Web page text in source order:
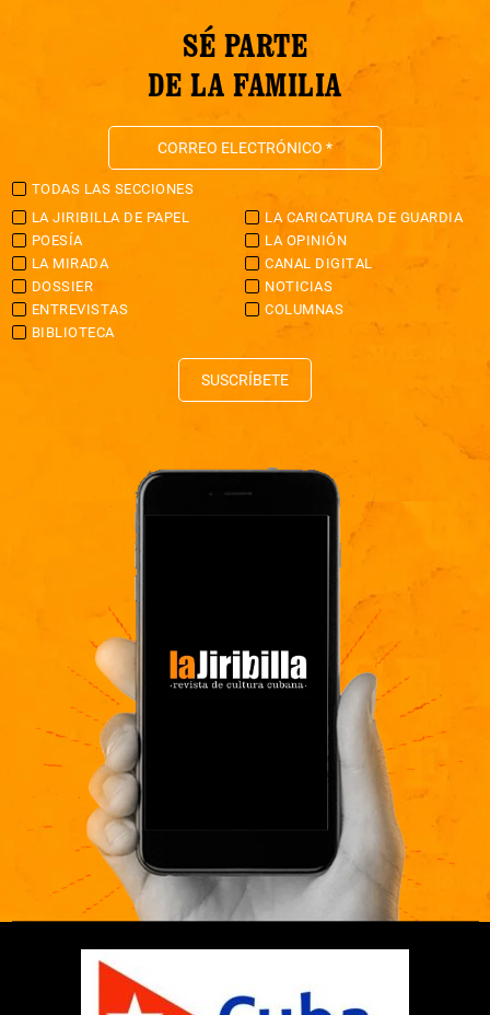
SÉ PARTE
DE LA FAMILIA
TODAS LAS SECCIONES
LA JIRIBILLA DE PAPEL
LA CARICATURA DE GUARDIA
POESÍA
LA OPINIÓN
LA MIRADA
CANAL DIGITAL
DOSSIER
NOTICIAS
ENTREVISTAS
COLUMNAS
BIBLIOTECA
SUSCRÍBETE